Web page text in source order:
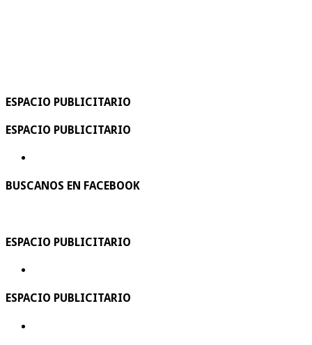
ESPACIO PUBLICITARIO
ESPACIO PUBLICITARIO
BUSCANOS EN FACEBOOK
ESPACIO PUBLICITARIO
ESPACIO PUBLICITARIO